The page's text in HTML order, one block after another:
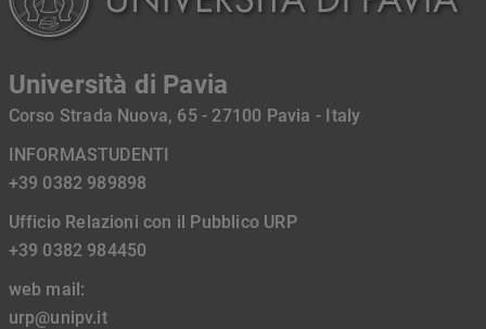
Università di Pavia
Corso Strada Nuova, 65 - 27100 Pavia - Italy
INFORMASTUDENTI
+39 0382 989898
Ufficio Relazioni con il Pubblico URP
+39 0382 984450
web mail:
urp@unipv.it